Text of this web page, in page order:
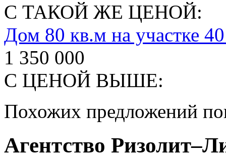
С ТАКОЙ ЖЕ ЦЕНОЙ:
Дом 80 кв.м на участке
1 350 000
С ЦЕНОЙ ВЫШЕ:
Похожих предложений
Агентство